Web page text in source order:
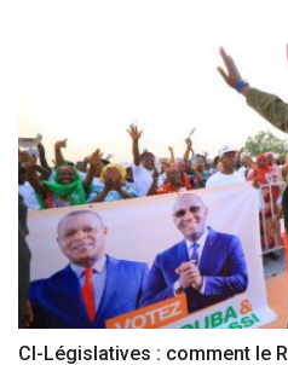
CI-Législatives : comment le